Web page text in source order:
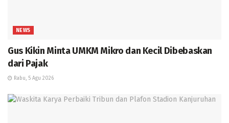
NEWS
Gus Kikin Minta UMKM Mikro dan Kecil Dibebaskan
dari Pajak
Rabu, 5 Agu 2026